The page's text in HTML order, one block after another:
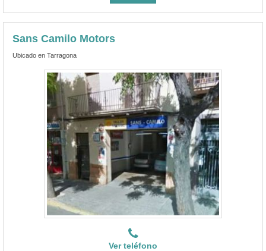
Sans Camilo Motors
Ubicado en Tarragona
Ver teléfono